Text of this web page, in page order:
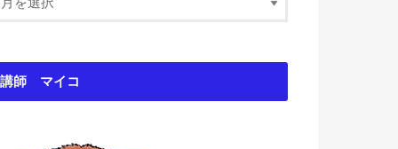
講師 マイコ